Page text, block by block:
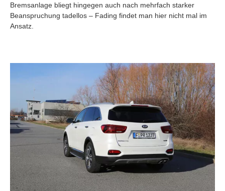
Bremsanlage bliegt hingegen auch nach mehrfach starker
Beanspruchung tadellos – Fading findet man hier nicht mal im
Ansatz.